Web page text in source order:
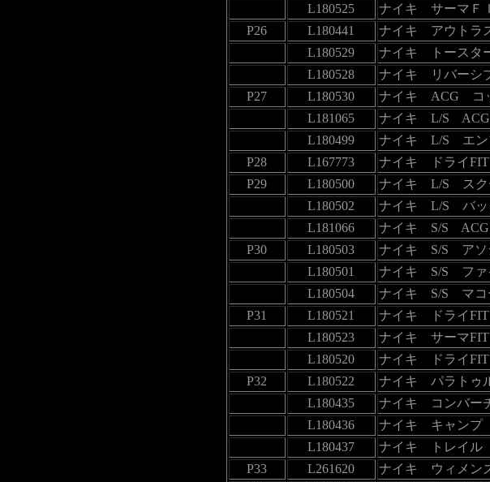
L180525
ナイキ サーマ
P26
L180441 ナイキ アウトラ
L180529
ナイキ トースタ
L180528
ナイキ リバーシ
P27
L180530 ナイキ ACG コ
L181065
ナイキ L/S
L180499
ナイキ L/S エン
P28
L167773 ナイキ ドライ
P29
L180500 ナイキ L/S スク
L180502
ナイキ L/S バッ
L181066
ナイキ S/S
P30
L180503 ナイキ S/S アソ
L180501
ナイキ S/S ファ
L180504
ナイキ S/S マコ
P31
L180521 ナイキ ドライ
L180523
ナイキ サーマ
L180520
ナイキ ドライ
P32
L180522 ナイキ パラトゥ
L180435
ナイキ コンバー
L180436
ナイキ キャンプ
L180437
ナイキ トレイ
P33
L261620 ナイキ ウィメン